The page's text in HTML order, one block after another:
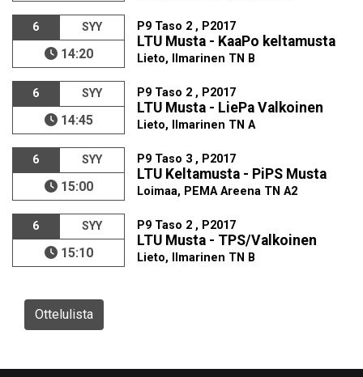
6 SYY
14:20
P9 Taso 2 , P2017
LTU Musta - KaaPo keltamusta
Lieto, Ilmarinen TN B
6 SYY
14:45
P9 Taso 2 , P2017
LTU Musta - LiePa Valkoinen
Lieto, Ilmarinen TN A
6 SYY
15:00
P9 Taso 3 , P2017
LTU Keltamusta - PiPS Musta
Loimaa, PEMA Areena TN A2
6 SYY
15:10
P9 Taso 2 , P2017
LTU Musta - TPS/Valkoinen
Lieto, Ilmarinen TN B
Ottelulista